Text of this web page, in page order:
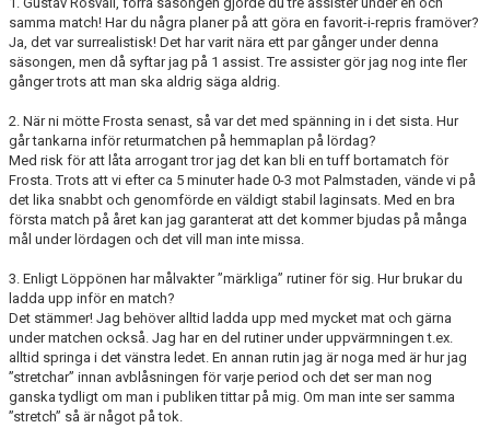
DOKUMENT
KONTAKT
HISTORIK
samma match! Har du några planer på att göra en favorit-i-repris framöver?
Ja, det var surrealistisk! Det har varit nära ett par gånger under denna
säsongen, men då syftar jag på 1 assist. Tre assister gör jag nog inte fler
gånger trots att man ska aldrig säga aldrig.
2. När ni mötte Frosta senast, så var det med spänning in i det sista. Hur
går tankarna inför returmatchen på hemmaplan på lördag?
Med risk för att låta arrogant tror jag det kan bli en tuff bortamatch för
Frosta. Trots att vi efter ca 5 minuter hade 0-3 mot Palmstaden, vände vi på
det lika snabbt och genomförde en väldigt stabil laginsats. Med en bra
första match på året kan jag garanterat att det kommer bjudas på många
mål under lördagen och det vill man inte missa.
3. Enligt Löppönen har målvakter ”märkliga” rutiner för sig. Hur brukar du
ladda upp inför en match?
Det stämmer! Jag behöver alltid ladda upp med mycket mat och gärna
under matchen också. Jag har en del rutiner under uppvärmningen t.ex.
alltid springa i det vänstra ledet. En annan rutin jag är noga med är hur jag
”stretchar” innan avblåsningen för varje period och det ser man nog
ganska tydligt om man i publiken tittar på mig. Om man inte ser samma
”stretch” så är något på tok.